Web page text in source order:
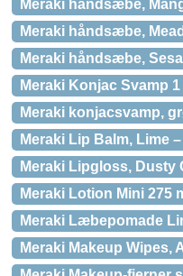
Meraki håndsæbe,
Meraki håndsæbe,
Meraki håndsæbe,
Meraki Konjac Svamp
Meraki konjacsvamp,
Meraki Lip Balm, Lime –
Meraki Lipgloss, Dusty
Meraki Lotion Mini 275
Meraki Læbepomade
Meraki Makeup Wipes,